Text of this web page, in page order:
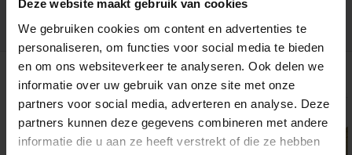
Deze website maakt gebruik van cookies
We gebruiken cookies om content en advertenties te
personaliseren, om functies voor social media te bieden
en om ons websiteverkeer te analyseren. Ook delen we
informatie over uw gebruik van onze site met onze
partners voor social media, adverteren en analyse. Deze
partners kunnen deze gegevens combineren met andere
informatie die u aan ze heeft verstrekt of die ze hebben
3194 klanten geven ons een 9.1 op
GERELATEERDE PRODUCTEN